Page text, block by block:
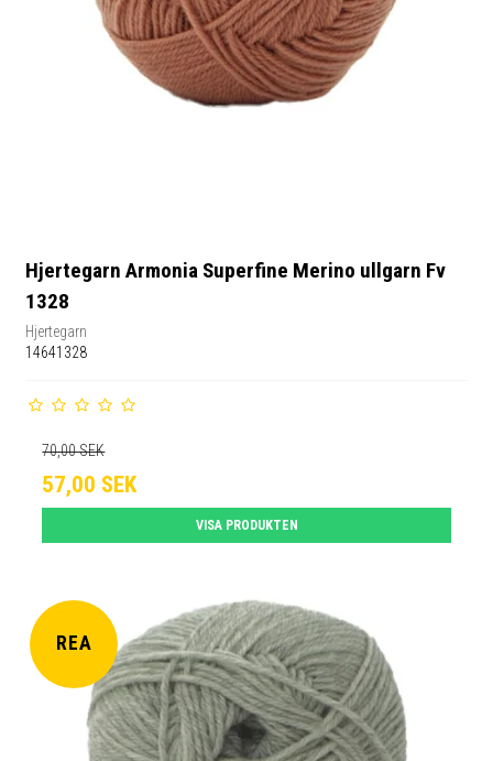
Hjertegarn Armonia Superfine Merino ullgarn Fv
1328
Hjertegarn
14641328
70,00 SEK
57,00 SEK
VISA PRODUKTEN
REA